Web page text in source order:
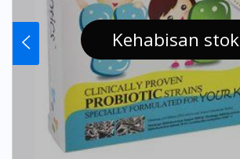
Kehabisan stok